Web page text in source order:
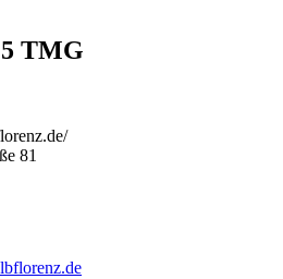
5 TMG
81